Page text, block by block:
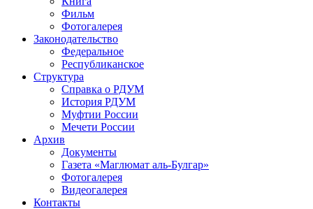
Фильм
Фотогалерея
Законодательство
Федеральное
Республиканское
Структура
Справка о РДУМ
История РДУМ
Муфтии России
Мечети России
Архив
Документы
Газета «Маглюмат аль-Булгар»
Фотогалерея
Видеогалерея
Контакты